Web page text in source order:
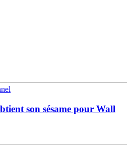
son sésame pour Wall